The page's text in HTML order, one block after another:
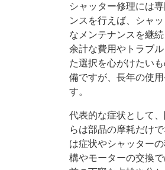
シャッター修理には
ンスを行えば、シャ
なメンテナンスを継
余計な費用やトラブ
た選択を心がけたい
備ですが、長年の使
す。
代表的な症状として
らは部品の摩耗だけ
は症状やシャッター
構やモーターの交換